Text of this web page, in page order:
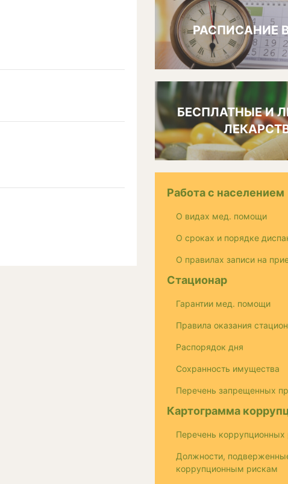
РАСПИСАНИЕ
БЕСПЛАТНЫЕ И
Работа с населением
О видах мед. помощи
О сроках и порядке
О правилах записи на
Стационар
Гарантии мед. помощи
Правила оказания
Распорядок дня
Сохранность имущества
Перечень запрещенных
Картограмма
Перечень коррупционных
Должности,
коррупционным рискам